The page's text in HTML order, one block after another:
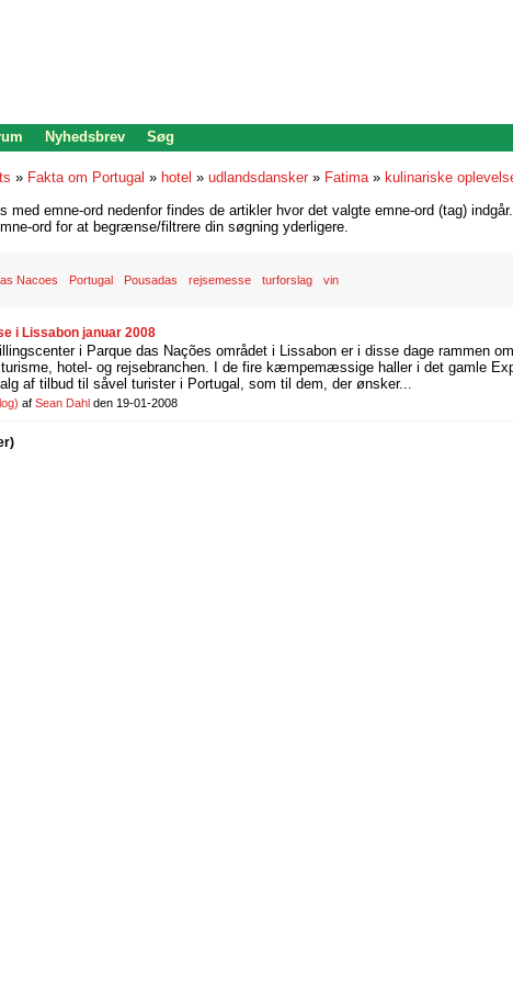
Nyhedsbrev Søg
» Fakta om Portugal » hotel » udlandsdansker » Fatima» kulinariske
med emne-ord nedenfor findes de artikler hvor det valgte emne-ord (tag) indgår.
ord for at begrænse/filtrere din søgning yderligere.
Nacoes Portugal Pousadas rejsemesse turforslag vin
i Lissabon januar 2008
i Parque das Nações området i Lissabon er i disse dage rammen
hotel- og rejsebranchen. I de fire kæmpemæssige haller i det gamle
af tilbud til såvel turister i Portugal, som til dem, der ønsker...
af Sean Dahl den 19-01-2008